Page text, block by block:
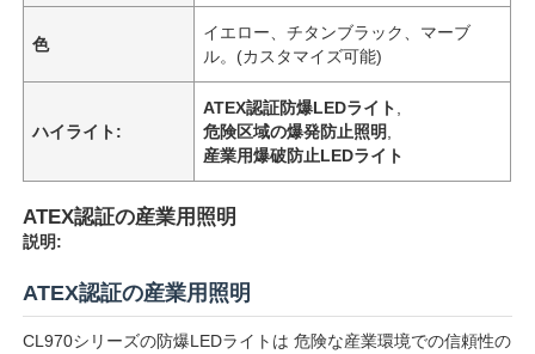
色
イエロー、チタンブラック、マーブ
ル。(カスタマイズ可能)
ハイライト:
ATEX認証防爆LEDライト
危険区域の爆発防止照明
産業用爆破防止LEDライト
ATEX認証の産業用照明
説明:
ATEX認証の産業用照明
CL970シリーズの防爆LEDライトは 危険な産業環境での信頼性の